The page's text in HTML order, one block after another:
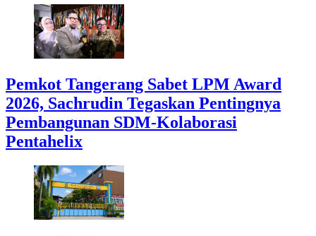
Pemkot Tangerang Sabet LPM Award
2026, Sachrudin Tegaskan Pentingnya
Pembangunan SDM-Kolaborasi
Pentahelix